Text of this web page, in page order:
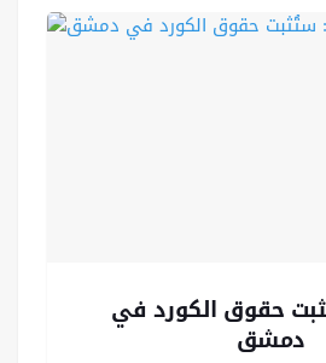
حقوق الكورد في
دمشق